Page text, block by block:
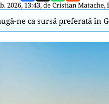
2026, 13:43, deCristian Matache,
ne ca sursă preferată în